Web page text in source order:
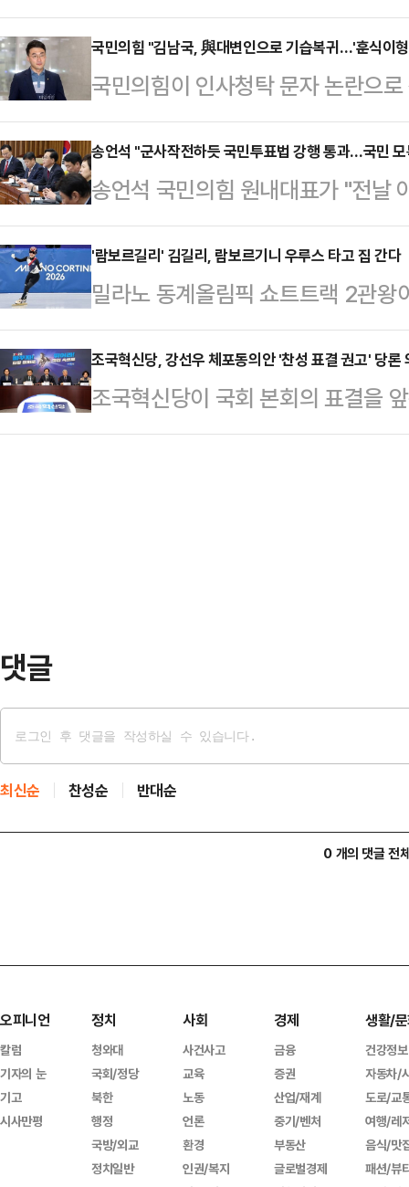
에 일방 처리한 더불어민주당의 행
법사위는 졸속 강행처리위원회다.
당 의원들을 들러리 세우고 있다"고
주진우·신동욱·김재섭 등 국민의
회견을 열어 "국가기관 중에 최초
처하는 조항도 만들었다"며 "우리
갑'으로 만드는 법을 만들…
국민의힘 "김남국, 與대변인으로 기습복귀…'훈식이
국민의힘이 인사청탁 문자 논란으
김남국 전 의원이 더불어민주당 대
식이형'과 '현지누나'로 상징되는 실
다.최보윤 국민의힘 수석대변인은
습 복귀, 이번에도 '훈식이형·현지
형'은 강훈식 청와대 비서실장을 '
김남국 신임 대변인은 이재명정부
난해 12월 국회 본회의…
송언석 "군사작전하듯 국민투표법 강행 통과…국민
송언석 국민의힘 원내대표가 "전날
위원회가 국민투표법을 강행처리
거치지 않고 군사 작전하듯이 광속
대표는 24일 국회에서 열린 원내
가 찬다. 선거관리위원회에 대한 허
처한다는 등 전혀 논의조차 되지 않
했다.그는 "당초 국민투표법을 개
이 얘기했을 때는 위헌 판결이 났기
'람보르길리' 김길리, 람보르기니 우루스 타고 집 간다
밀라노 동계올림픽 쇼트트랙 2관
리 선수가 이탈리아 슈퍼카 람보르
따르면 람보르기니 공식 딜러사 람
제2여객터미널을 통해 입국하는 김
편성했다.김길리가 제공받는 차는
조국혁신당, 강선우 체포동의안 '찬성 표결 권고' 당론
조국혁신당이 국회 본회의 표결을
련해 '찬성 표결 권고'를 당론으로
댓글
최신순 찬성순 반대순
0 개의 댓글 전
오피니언
칼럼
기자의 눈
기고
시사만평
정치
청와대
국회/정당
북한
행정
국방/외교
정치일반
사회
사건사고
교육
노동
언론
환경
인권/복지
경제
금융
증권
산업/재계
중기/벤처
부동산
글로벌경제
생활/
건강정보
자동차/
도로/교
여행/레
음식/맛
패션/뷰